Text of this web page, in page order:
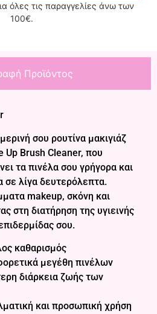
όλες τις παραγγελίες άνω των
100€.
Προϊόντος
σου ρουτίνα μακιγιάζ
Up Brush Cleaner, που
τα πινέλα σου γρήγορα και
σε λίγα δευτερόλεπτα.
makeup, σκόνη και
στη διατήρηση της υγιεινής
σου.
καθαρισμός
μεγέθη πινέλων
διάρκεια ζωής των
και προσωπική χρήση